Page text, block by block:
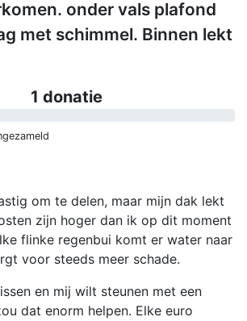
onder vals plafond
met schimmel. Binnen lekt
1 donatie
om te delen, maar mijn dak lekt
zijn hoger dan ik op dit moment
flinke regenbui komt er water naar
voor steeds meer schade.
en mij wilt steunen met een
dat enorm helpen. Elke euro